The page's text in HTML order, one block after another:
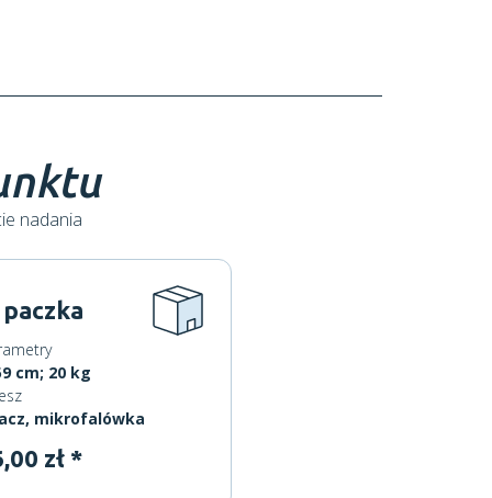
nadania
cm; 20 kg
mikrofalówka
zł *